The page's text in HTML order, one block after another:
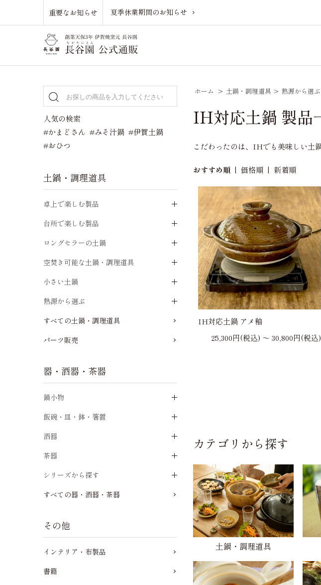
重要なお知らせ 夏季休業期間のお知らせ
ホーム > 土鍋・調理道具 > 熱源から選ぶ
IH対応土鍋 製品
こだわったのは、IHでも美味しい土
おすすめ順 |価格順 | 新着順
IH対応土鍋 アメ釉
25,300円(税込) 〜 30,800円(税込)
カテゴリから探す
土鍋・調理道具
人気の検索
#かまどさん #みそ汁鍋 #伊賀土鍋
#おひつ
土鍋・調理道具
卓上で楽しむ製品
台所で楽しむ製品
ロングセラーの土鍋
空焚き可能な土鍋・調理道具
小さい土鍋
熱源から選ぶ
すべての土鍋・調理道具
パーツ販売
器・酒器・茶器
鍋小物
飯碗・皿・鉢・箸置
酒器
茶器
シリーズから探す
すべての器・酒器・茶器
その他
インテリア・布製品
書籍